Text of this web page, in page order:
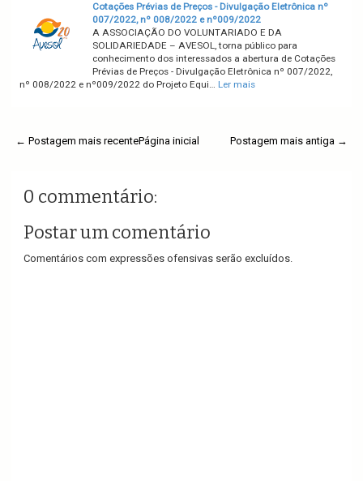
Cotações Prévias de Preços - Divulgação Eletrônica nº
007/2022, nº 008/2022 e nº009/2022
A ASSOCIAÇÃO DO VOLUNTARIADO E DA
SOLIDARIEDADE – AVESOL, torna público para
conhecimento dos interessados a abertura de Cotações
Prévias de Preços - Divulgação Eletrônica nº 007/2022,
nº 008/2022 e nº009/2022 do Projeto Equi… Ler mais
← Postagem mais recente Postagem mais antiga →
Página inicial
0 commentário:
Postar um comentário
Comentários com expressões ofensivas serão excluídos.